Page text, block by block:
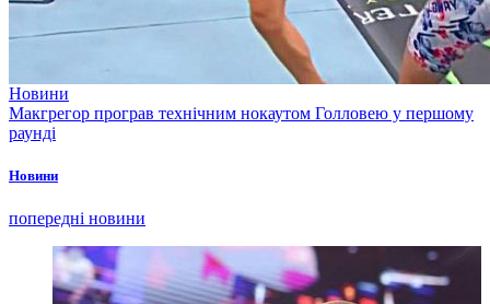
Новини
Макгрегор програв технічним нокаутом Голловею у першому
раунді
Новини
попередні новини